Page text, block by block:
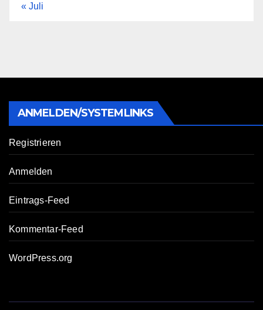
« Juli
ANMELDEN/SYSTEMLINKS
Registrieren
Anmelden
Eintrags-Feed
Kommentar-Feed
WordPress.org